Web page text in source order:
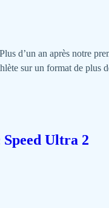
d’un an après notre
sur un format de plus
Ultra 2